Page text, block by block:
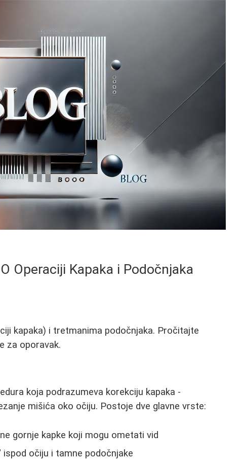
Operaciji Kapaka i Podočnjaka
kapaka) i tretmanima podočnjaka. Pročitajte
za oporavak.
koja podrazumeva korekciju kapaka -
mišića oko očiju. Postoje dve glavne vrste:
gornje kapke koji mogu ometati vid
ispod očiju i tamne podočnjake